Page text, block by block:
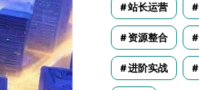
站长运营
资源整合
进阶实战